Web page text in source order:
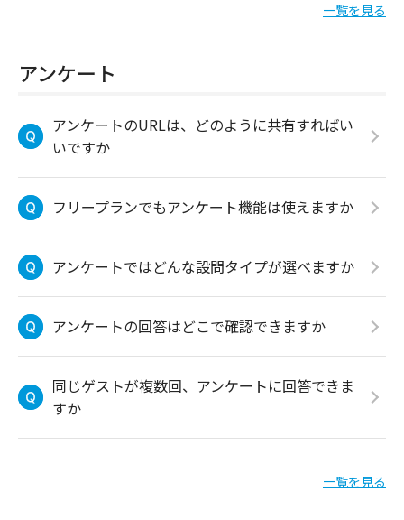
一覧を見る
アンケート
アンケートのURLは、どのように共有すればい
いですか
フリープランでもアンケート機能は使えますか
アンケートではどんな設問タイプが選べますか
アンケートの回答はどこで確認できますか
同じゲストが複数回、アンケートに回答できま
すか
一覧を見る